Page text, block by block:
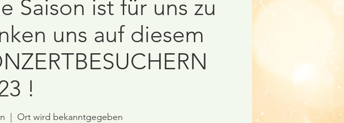
Saison ist für uns zu
uns auf diesem
!
Ort wird bekanntgegeben